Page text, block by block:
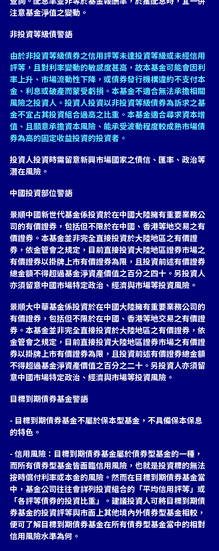
注意基金淨值之變動。
非投資等級債警語
由於非投資等級債券之信用評等未達投資等級或未經信用
評等，且對利率變動的敏感度甚高，故本基金可能會因利
率上升、市場流動性下降，或債券發行機構違約不支付本
金、利息或破產而蒙受虧損。本基金不適合無法承擔相關
風險之投資人。投資人投資以非投資等級債券為訴求之基
金不宜占其投資組合過高之比重。本基金適合尋求資本增
值、且願意承擔資本風險、能承受波動程度較成熟市場債
券為高的固定收益投資的投資者。
投資人投資時需留意新興市場國家之債信、匯率、政治等
潛在風險。
中國投資部位警語
景順中國新世代基金係投資於在中國大陸擁有重要業務公
司的有價證券，包括但不限於在中國、香港等地交易之有
價證券。本基金並非完全直接投資於大陸地區之有價證
券，依金管會之規定，目前直接投資大陸地區證券市場之
有價證券以掛牌上市有價證券為限，且投資前述有價證券
總金額不得超過基金淨資產價值之百分之四十。另投資人
亦須留意中國市場特定政治、經濟與市場等投資風險。
景順大中華基金係投資於在中國大陸擁有重要業務公司的
有價證券，包括但不限於在中國、香港等地交易之有價證
券。本基金並非完全直接投資於大陸地區之有價證券，依
金管會之規定，目前直接投資大陸地區證券市場之有價證
券以掛牌上市有價證券為限，且投資前述有價證券總金額
不得超過基金淨資產價值之百分之二十。另投資人亦須留
意中國市場特定政治、經濟與市場等投資風險。
目標到期債券基金警語
- 目標到期債券基金不屬於保本型基金，不具備保本保息
的特色。
- 信用風險：目標到期債券基金屬於債券型基金的一種，
而所有債券型基金皆面臨信用風險，也就是投資標的無法
按時償付利率或本金的風險。然而在目標到期債券基金當
中，基金公司往往會詳列投資組合的「平均信用評等」或
「各評等債券的投資比重」。建議投資人可將目標到期債
券基金的投資評等與市面上其他境內外債券型基金相較，
便可了解目標到期債券基金在所有債券型基金當中的相對
信用風險水準為何。